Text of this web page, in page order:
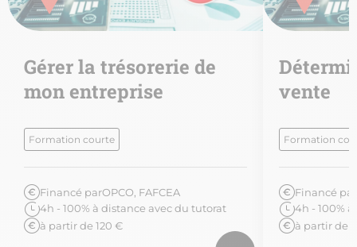
Gérer la trésorerie de
mon entreprise
Formation courte
Financé parOPCO, FAFCEA
4h - 100% à distance avec du tutorat
à partir de 120 €
vente
Formation
Financé par
4h - 100%
à partir de